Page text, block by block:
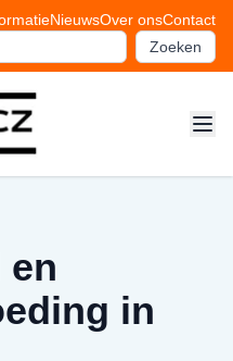
NieuwsOver onsContact
Zoeken
en
in